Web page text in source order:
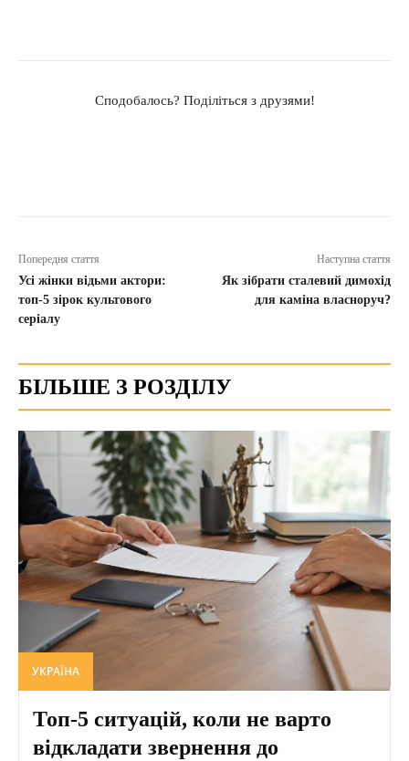
Сподобалось? Поділіться з друзями!
Попередня стаття
Усі жінки відьми актори:
топ-5 зірок культового
серіалу
Наступна стаття
Як зібрати сталевий димохід
для каміна власноруч?
БІЛЬШЕ З РОЗДІЛУ
УКРАЇНА
Топ-5 ситуацій, коли не варто
відкладати звернення до